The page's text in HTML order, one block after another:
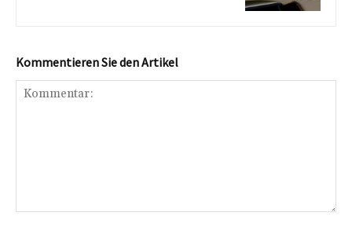
Kommentieren Sie den Artikel